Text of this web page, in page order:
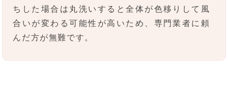
ちした場合は丸洗いすると全体が色移りして風
合いが変わる可能性が高いため、専門業者に頼
んだ方が無難です。